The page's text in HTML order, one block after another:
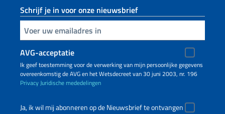
Schrijf je in voor onze nieuwsbrief
Voer uw e-mailadres in
AVG-acceptatie
Ik geef toestemming voor de verwerking van mijn persoonlijke gegevens
overeenkomstig de AVG en het Wetsdecreet van 30 juni 2003, nr. 196
PrivacyJuridische mededelingen
Ja, ik wil mij abonneren op de Nieuwsbrief te ontvangen